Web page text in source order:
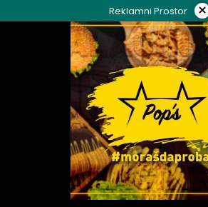
to
Reklamni Prostor ×